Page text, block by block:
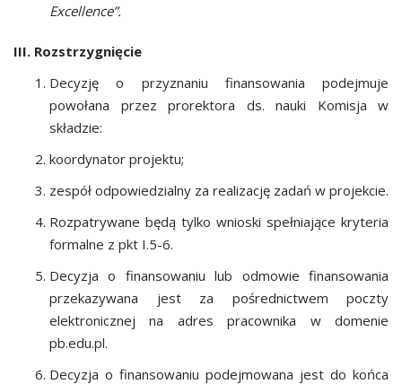
Excellence”.
III. Rozstrzygnięcie
Decyzję o przyznaniu finansowania podejmuje
powołana przez prorektora ds. nauki Komisja w
składzie:
koordynator projektu;
zespół odpowiedzialny za realizację zadań w projekcie.
Rozpatrywane będą tylko wnioski spełniające kryteria
formalne z pkt I.5-6.
Decyzja o finansowaniu lub odmowie finansowania
przekazywana jest za pośrednictwem poczty
elektronicznej na adres pracownika w domenie
pb.edu.pl.
Decyzja o finansowaniu podejmowana jest do końca